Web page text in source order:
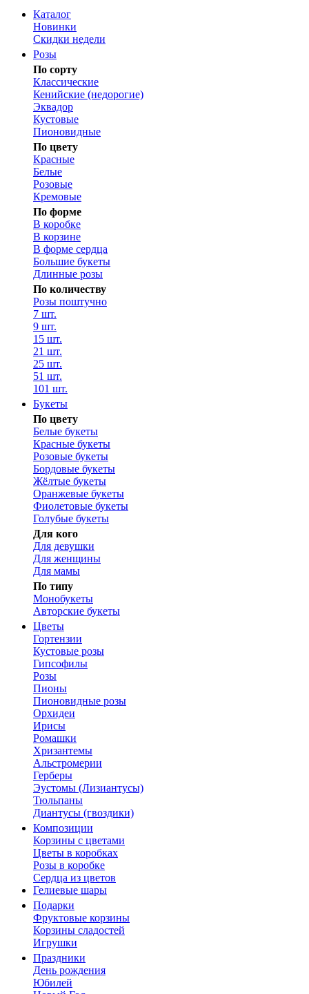
Каталог
Новинки
Скидки недели
Розы
По сорту
Классические
Кенийские (недорогие)
Эквадор
Кустовые
Пионовидные
По цвету
Красные
Белые
Розовые
Кремовые
По форме
В коробке
В корзине
В форме сердца
Большие букеты
Длинные розы
По количеству
Розы поштучно
7 шт.
9 шт.
15 шт.
21 шт.
25 шт.
51 шт.
101 шт.
Букеты
По цвету
Белые букеты
Красные букеты
Розовые букеты
Бордовые букеты
Жёлтые букеты
Оранжевые букеты
Фиолетовые букеты
Голубые букеты
Для кого
Для девушки
Для женщины
Для мамы
По типу
Монобукеты
Авторские букеты
Цветы
Гортензии
Кустовые розы
Гипсофилы
Розы
Пионы
Пионовидные розы
Орхидеи
Ирисы
Ромашки
Хризантемы
Альстромерии
Герберы
Эустомы (Лизиантусы)
Тюльпаны
Диантусы (гвоздики)
Композиции
Корзины с цветами
Цветы в коробках
Розы в коробке
Сердца из цветов
Гелиевые шары
Подарки
Фруктовые корзины
Корзины сладостей
Игрушки
Праздники
День рождения
Юбилей